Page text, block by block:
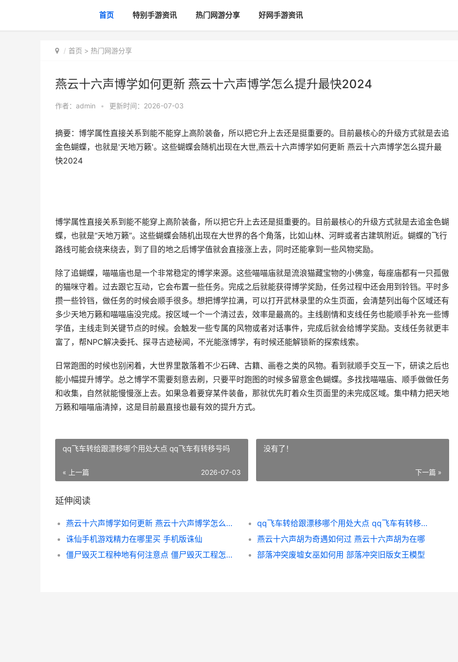
首页 特别手游资讯 热门网游分享 好网手游资讯
首页 > 热门网游分享
燕云十六声博学如何更新 燕云十六声博学怎么提升最快2024
作者： admin • 更新时间：2026-07-03
摘要：博学属性直接关系到能不能穿上高阶装备，所以把它升上去还是挺重要的。目前最核心的升级方式就是去追
金色蝴蝶，也就是'天地万籁'。这些蝴蝶会随机出现在大世,燕云十六声博学如何更新 燕云十六声博学怎么提升最
快2024
博学属性直接关系到能不能穿上高阶装备，所以把它升上去还是挺重要的。目前最核心的升级方式就是去追金色蝴
蝶，也就是“天地万籁”。这些蝴蝶会随机出现在大世界的各个角落，比如山林、河畔或者古建筑附近。蝴蝶的飞行
路线可能会绕来绕去，到了目的地之后博学值就会直接涨上去，同时还能拿到一些风物奖励。
除了追蝴蝶，喵喵庙也是一个非常稳定的博学来源。这些喵喵庙就是流浪猫藏宝物的小佛龛，每座庙都有一只孤傲
的猫咪守着。过去跟它互动，它会布置一些任务。完成之后就能获得博学奖励，任务过程中还会用到铃铛。平时多
攒一些铃铛，做任务的时候会顺手很多。想把博学拉满，可以打开武林录里的众生页面，会清楚列出每个区域还有
多少天地万籁和喵喵庙没完成。按区域一个一个清过去，效率是最高的。主线剧情和支线任务也能顺手补充一些博
学值，主线走到关键节点的时候。会触发一些专属的风物或者对话事件，完成后就会给博学奖励。支线任务就更丰
富了，帮NPC解决委托、探寻古迹秘闻，不光能涨博学，有时候还能解锁新的探索线索。
日常跑图的时候也别闲着，大世界里散落着不少石碑、古籍、画卷之类的风物。看到就顺手交互一下，研读之后也
能小幅提升博学。总之博学不需要刻意去刷，只要平时跑图的时候多留意金色蝴蝶。多找找喵喵庙、顺手做做任务
和收集，自然就能慢慢涨上去。如果急着要穿某件装备，那就优先盯着众生页面里的未完成区域。集中精力把天地
万籁和喵喵庙清掉，这是目前最直接也最有效的提升方式。
qq飞车转给跟漂移哪个用处大点 qq飞车有转移号吗
« 上一篇 2026-07-03
没有了！
下一篇 »
延伸阅读
燕云十六声博学如何更新 燕云十六声博学怎么提升最快2024
qq飞车转给跟漂移哪个用处大点 qq飞车有转移号吗
诛仙手机游戏精力在哪里买 手机版诛仙
燕云十六声胡为奇遇如何过 燕云十六声胡为在哪
僵尸毁灭工程种地有何注意点 僵尸毁灭工程怎么耕种
部落冲突废墟女巫如何用 部落冲突旧版女王模型